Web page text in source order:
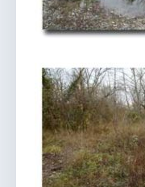
Secrétariat
Lundi, mardi,
04 74 38 22 78
140 Place de la
Le